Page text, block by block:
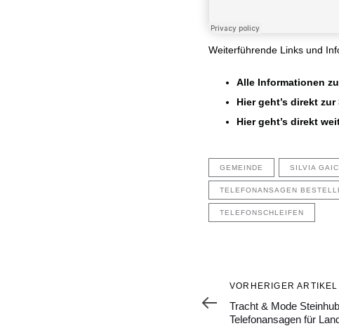
Weiterführende Links und
Alle Informationen
Hier geht’s direkt
Hier geht’s direkt
GEMEINDE SILVIA
TELEFONANSAGEN
TELEFONSCHLEIFEN
Vorheriger
Artikel
VORHERIGER ARTIKEL
Tracht & Mode
Telefonansagen für